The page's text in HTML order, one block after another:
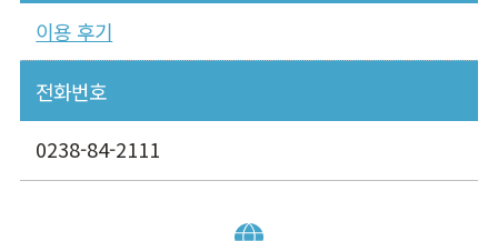
이용 후기
전화번호
0238-84-2111